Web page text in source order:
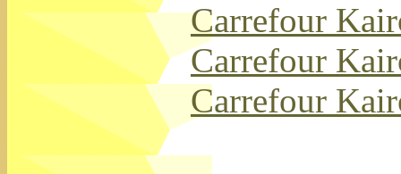
Carrefour
Carrefour
Carrefour